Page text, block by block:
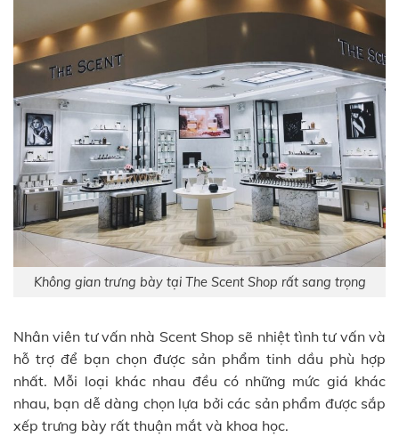
Không gian trưng bày tại The Scent Shop rất sang trọng
Nhân viên tư vấn nhà Scent Shop sẽ nhiệt tình tư vấn và
hỗ trợ để bạn chọn được sản phẩm tinh dầu phù hợp
nhất. Mỗi loại khác nhau đều có những mức giá khác
nhau, bạn dễ dàng chọn lựa bởi các sản phẩm được sắp
xếp trưng bày rất thuận mắt và khoa học.